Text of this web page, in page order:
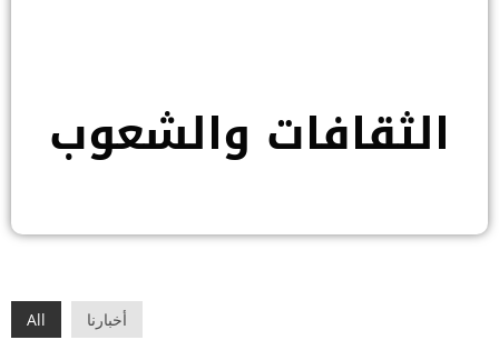
الثقافات والشعوب
All أخبارنا